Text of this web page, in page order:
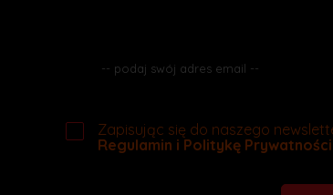
Zapisując się do naszego
Regulamin i Politykę Prywatności